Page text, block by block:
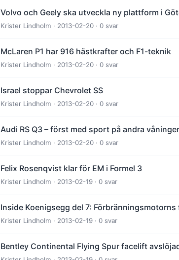
Volvo och Geely ska utveckla ny plattform i
Krister Lindholm · 2013-02-20 · 0 svar
McLaren P1 har 916 hästkrafter och F1-teknik
Krister Lindholm · 2013-02-20 · 0 svar
Israel stoppar Chevrolet SS
Krister Lindholm · 2013-02-20 · 0 svar
Audi RS Q3 – först med sport på andra
Krister Lindholm · 2013-02-20 · 0 svar
Felix Rosenqvist klar för EM i Formel 3
Krister Lindholm · 2013-02-19 · 0 svar
Inside Koenigsegg del 7: Förbränningsmotorns
Krister Lindholm · 2013-02-19 · 0 svar
Bentley Continental Flying Spur facelift